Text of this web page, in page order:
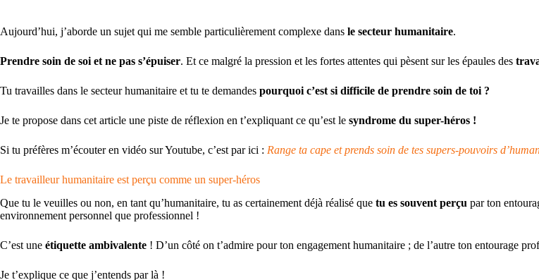
Aujourd’hui, j’aborde un sujet qui me semble particulièrement complexe dans le secteur humanitaire.
Prendre soin de soi et ne pas s’épuiser. Et ce malgré la pression et les fortes attentes qui pèsent sur les épaules des
Tu travailles dans le secteur humanitaire et tu te demandes pourquoi c’est si difficile de prendre soin de toi ?
Je te propose dans cet article une piste de réflexion en t’expliquant ce qu’est le syndrome du super-héros !
Si tu préfères m’écouter en vidéo sur Youtube, c’est par ici : Range ta cape et prends soin de tes supers-pouvoirs
Le travailleur humanitaire est perçu comme un super-héros
Que tu le veuilles ou non, en tant qu’humanitaire, tu as certainement déjà réalisé que tu es souvent perçu par ton
environnement personnel que professionnel !
C’est une étiquette ambivalente ! D’un côté on t’admire pour ton engagement humanitaire ; de l’autre ton entourage
Je t’explique ce que j’entends par là !